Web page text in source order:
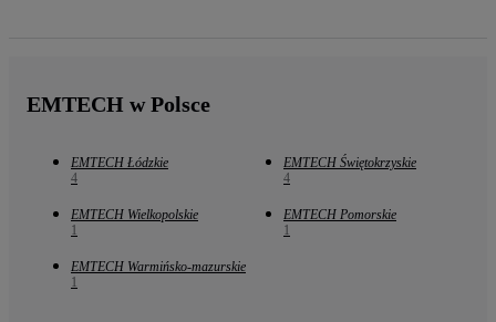
EMTECH w Polsce
EMTECH Łódzkie
4
EMTECH Świętokrzyskie
4
EMTECH Wielkopolskie
1
EMTECH Pomorskie
1
EMTECH Warmińsko-mazurskie
1